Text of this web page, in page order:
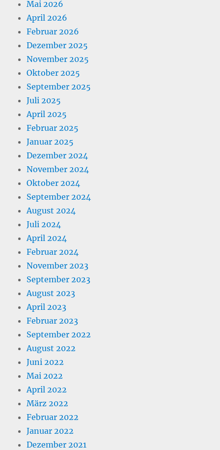
Mai 2026
April 2026
Februar 2026
Dezember 2025
November 2025
Oktober 2025
September 2025
Juli 2025
April 2025
Februar 2025
Januar 2025
Dezember 2024
November 2024
Oktober 2024
September 2024
August 2024
Juli 2024
April 2024
Februar 2024
November 2023
September 2023
August 2023
April 2023
Februar 2023
September 2022
August 2022
Juni 2022
Mai 2022
April 2022
März 2022
Februar 2022
Januar 2022
Dezember 2021